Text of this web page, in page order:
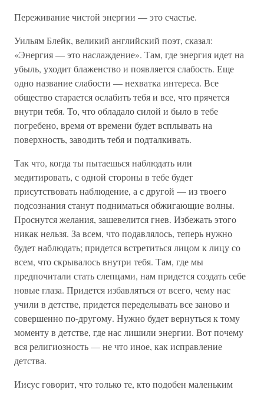
Переживание чистой энергии — это счастье.
Уильям Блейк, великий английский поэт, сказал:
«Энергия — это наслаждение». Там, где энергия идет на
убыль, уходит блаженство и появляется слабость. Еще
одно название слабости — нехватка интереса. Все
общество старается ослабить тебя и все, что прячется
внутри тебя. То, что обладало силой и было в тебе
погребено, время от времени будет всплывать на
поверхность, заводить тебя и подталкивать.
Так что, когда ты пытаешься наблюдать или
медитировать, с одной стороны в тебе будет
присутствовать наблюдение, а с другой — из твоего
подсознания станут подниматься обжигающие волны.
Проснутся желания, зашевелится гнев. Избежать этого
никак нельзя. За всем, что подавлялось, теперь нужно
будет наблюдать; придется встретиться лицом к лицу со
всем, что скрывалось внутри тебя. Там, где мы
предпочитали стать слепцами, нам придется создать себе
новые глаза. Придется избавляться от всего, чему нас
учили в детстве, придется переделывать все заново и
совершенно по-другому. Нужно будет вернуться к тому
моменту в детстве, где нас лишили энергии. Вот почему
вся религиозность — не что иное, как исправление
детства.
Иисус говорит, что только те, кто подобен маленьким